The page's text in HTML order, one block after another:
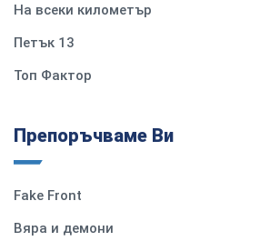
На всеки километър
Петък 13
Топ Фактор
Препоръчваме Ви
Fake Front
Вяра и демони